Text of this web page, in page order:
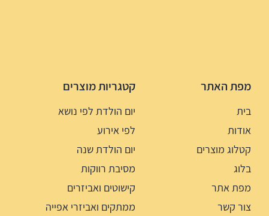
מפת האתר
בית
אודות
קטלוג מוצרים
בלוג
מפת אתר
צור קשר
קטגריות מוצרים
יום הולדת לפי נושא
לפי אירוע
יום הולדת שנה
מסיבת רווקות
קישוטים ואביזרים
ממתקים ואביזרי אפייה